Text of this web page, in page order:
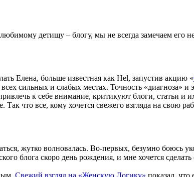
детищу – блогу, мы не всегда замечаем его
Елена, больше известная как Hel, запустив акцию «
сильных и слабых местах. Точность «диагноза» и
к себе внимание, критикуют блоги, статьи и
что все, кому хочется свежего взгляда на свою
жутко волновалась. Во-первых, безумно боюсь
блога скоро день рождения, и мне хочется
Свежий взгляд на «Женскую Логику» показал, что